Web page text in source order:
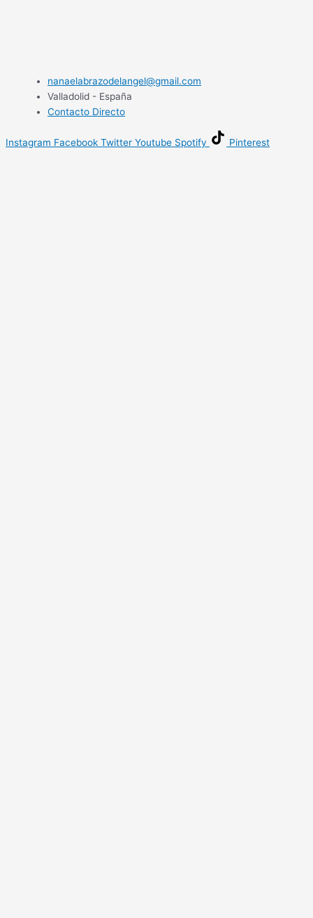
nanaelabrazodelangel@gmail.com
Valladolid - España
Contacto Directo
Instagram Facebook Twitter Youtube Spotify Pinterest